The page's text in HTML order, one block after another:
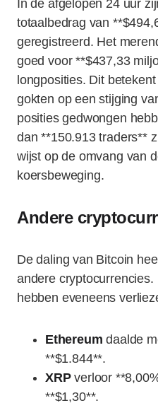
In de afgelopen 24 uur
totaalbedrag van
geregistreerd. Het
goed voor **$437,33
longposities. Dit
gokten op een stijging
posities gedwongen
dan **150.913 traders**
wijst op de omvang van
koersbeweging.
Andere
De daling van Bitcoin
andere
hebben eveneens
Ethereum daalde
**$1.844**.
XRPverloor
**$1,30**.